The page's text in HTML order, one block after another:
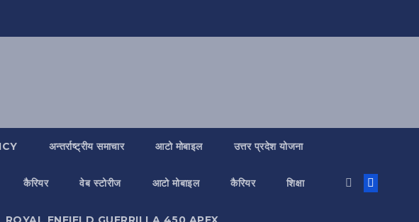
अन्तर्राष्ट्रीय समाचार आटो मोबाइल उत्तर प्रदेश योजना
कैरियर वेब स्टोरीज आटो मोबाइल कैरियर शिक्षा